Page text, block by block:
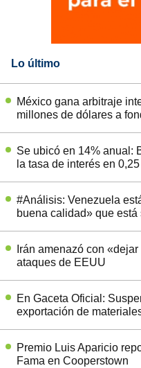
Lo último
México gana arbitraje
millones de dólares a
Se ubicó en 14% anual:
la tasa de interés en
#Análisis: Venezuela
buena calidad» que
Irán amenazó con
ataques de EEUU
En Gaceta Oficial:
exportación de
Premio Luis Aparicio
Fama en Cooperstown